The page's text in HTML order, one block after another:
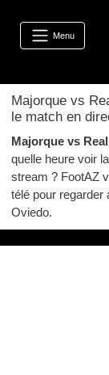
Majorque vs
le match en
Majorque vs
quelle heure voir
stream ? FootAZ
télé pour regarder
Oviedo.
Menu